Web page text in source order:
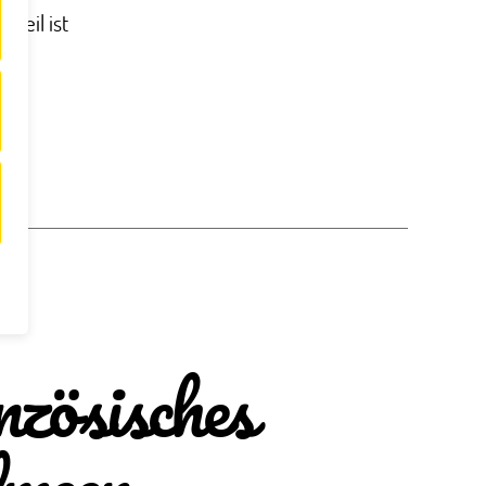
ist